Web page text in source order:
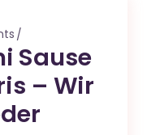
Sause
– Wir